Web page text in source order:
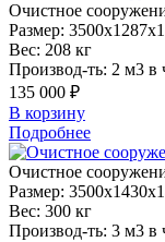
Очистное
Размер:
Вес: 208 кг
Производ-ть: 2 м3 в
135 000 ₽
В корзину
Подробнее
Очистное
Размер:
Вес: 300 кг
Производ-ть: 3 м3 в